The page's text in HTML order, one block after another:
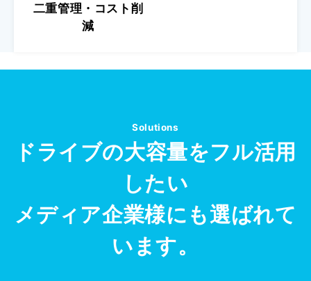
二重管理・コスト削
減
Solutions
ドライブの大容量をフル活用
したい
メディア企業様にも選ばれて
います。